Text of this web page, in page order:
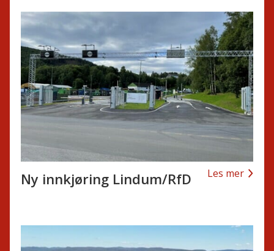
Ny innkjøring Lindum/RfD Les mer